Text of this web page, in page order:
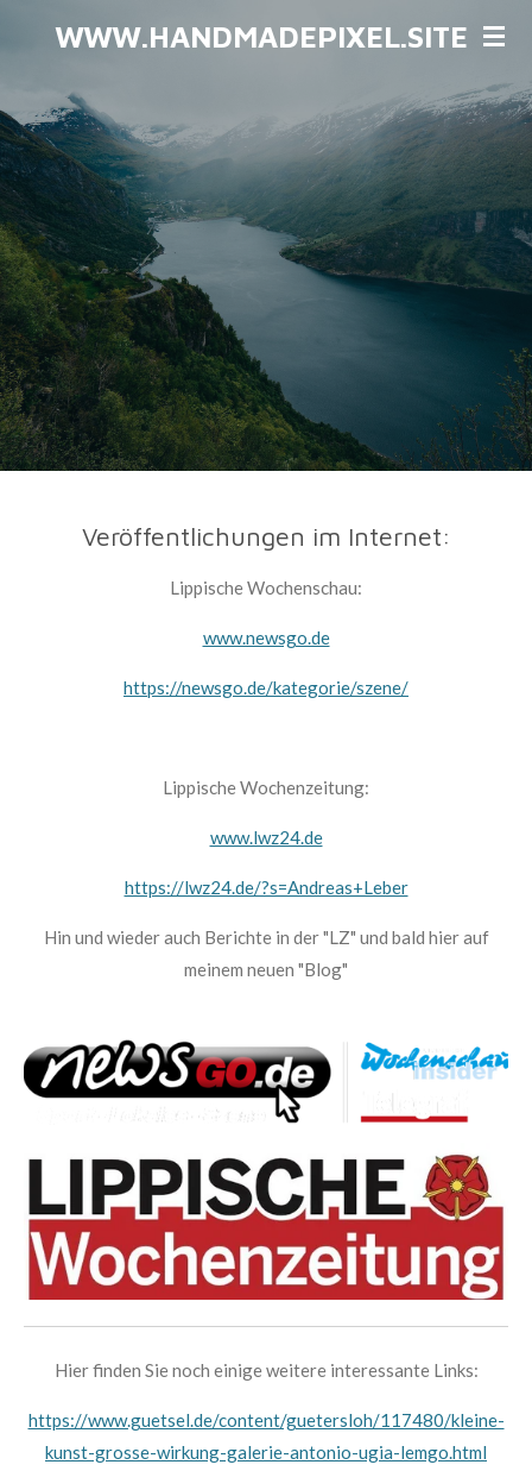
springen
WWW.HANDMADEPIXEL.SITE
Veröffentlichungen im Internet:
Lippische Wochenschau:
www.newsgo.de
https://newsgo.de/kategorie/szene/
Lippische Wochenzeitung:
www.lwz24.de
https://lwz24.de/?s=Andreas+Leber
Hin und wieder auch Berichte in der "LZ" und bald hier auf
meinem neuen "Blog"
Hier finden Sie noch einige weitere interessante Links:
https://www.guetsel.de/content/guetersloh/117480/kleine-
kunst-grosse-wirkung-galerie-antonio-ugia-lemgo.html